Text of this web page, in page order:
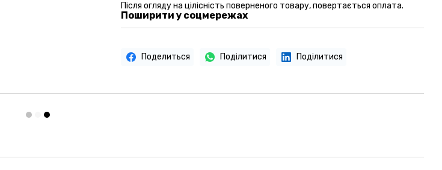
Після огляду на цілісність поверненого товару, повертається оплата.
Поширити у соцмережах
Поделиться Поділитися Поділитися